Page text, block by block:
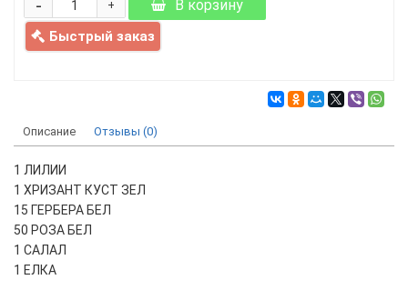
+
- В корзину
Быстрый заказ
Описание Отзывы (0)
1 ЛИЛИИ
1 ХРИЗАНТ КУСТ ЗЕЛ
15 ГЕРБЕРА БЕЛ
50 РОЗА БЕЛ
1 САЛАЛ
1 ЕЛКА